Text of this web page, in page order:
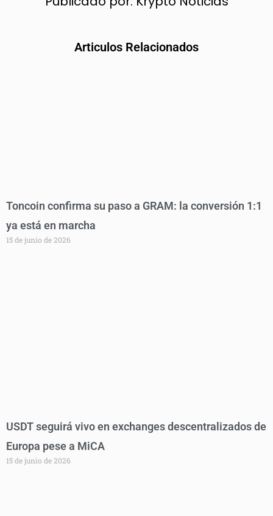
Articulos Relacionados
Toncoin confirma su paso a GRAM: la conversión 1:1
ya está en marcha
15 de junio de 2026
USDT seguirá vivo en exchanges descentralizados de
Europa pese a MiCA
15 de junio de 2026